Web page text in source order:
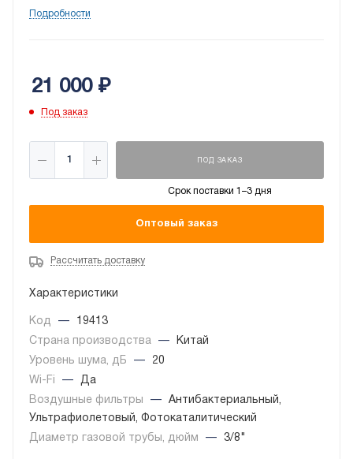
антибактериальным фильтром. Данный кондиционер
автоматический режим.
Подробности
21 000₽
Под заказ
ПОД ЗАКАЗ
Срок поставки 1–3 дня
Оптовый заказ
Рассчитать доставку
Характеристики
Код —
19413
Страна производства
—
Китай
Уровень шума, дБ
—
20
Wi-Fi
—
Да
Воздушные фильтры
—
Антибактериальный,
Ультрафиолетовый, Фотокаталитический
Диаметр газовой трубы, дюйм
— 3/8"